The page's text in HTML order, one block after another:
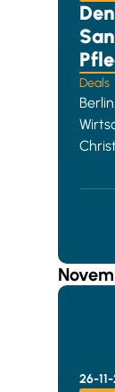
Deals
d
26-